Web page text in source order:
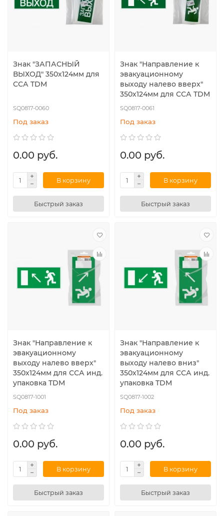
Знак "ЗАПАСНЫЙ
ВЫХОД" 350х124мм для
ССА TDM
SQ0817-0060
Под заказ
0.00 руб.
В корзину
Быстрый заказ
Знак "Направление к
эвакуационному
выходу налево вверх"
350х124мм для ССА TDM
SQ0817-0061
Под заказ
0.00 руб.
В корзину
Быстрый заказ
Знак "Направление к
эвакуационному
выходу налево вверх"
350х124мм для ССА инд.
упаковка TDM
SQ0817-1001
Под заказ
0.00 руб.
В корзину
Быстрый заказ
Знак "Направление к
эвакуационному
выходу налево вниз"
350х124мм для ССА инд.
упаковка TDM
SQ0817-1002
Под заказ
0.00 руб.
В корзину
Быстрый заказ